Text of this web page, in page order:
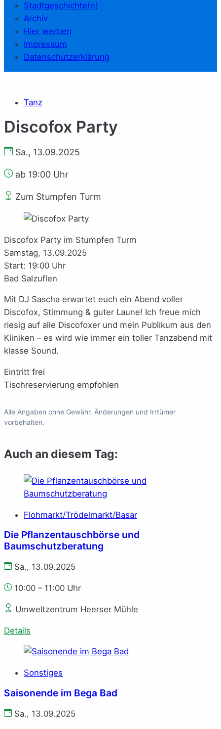
Stadtgeschichte(n)
Archiv
Hier werben
Impressum
Datenschutzerklärung
Tanz
Discofox Party
Sa., 13.09.2025
ab 19:00 Uhr
Zum Stumpfen Turm
Discofox Party im Stumpfen Turm
Samstag, 13.09.2025
Start: 19:00 Uhr
Bad Salzuflen
Mit DJ Sascha erwartet euch ein Abend voller
Discofox, Stimmung & guter Laune! Ich freue mich
riesig auf alle Discofoxer und mein Publikum aus den
Kliniken – es wird wie immer ein toller Tanzabend mit
klasse Sound.
Eintritt frei
Tischreservierung empfohlen
Alle Angaben ohne Gewähr. Änderungen und Irrtümer
vorbehalten.
Auch an diesem Tag:
Flohmarkt/Trödelmarkt/Basar
Die Pflanzentauschbörse und
Baumschutzberatung
Sa., 13.09.2025
10:00 – 11:00 Uhr
Umweltzentrum Heerser Mühle
Details
Sonstiges
Saisonende im Bega Bad
Sa., 13.09.2025